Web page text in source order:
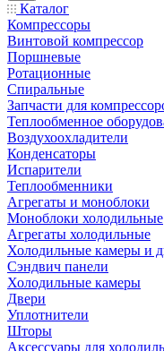
Каталог
Компрессоры
Винтовой компрессор
Поршневые
Ротационные
Спиральные
Запчасти для
Теплообменное
Воздухоохладители
Конденсаторы
Испарители
Теплообменники
Агрегаты и моноблоки
Моноблоки холодильные
Агрегаты холодильные
Холодильные камеры и
Сэндвич панели
Холодильные камеры
Двери
Уплотнители
Шторы
Аксессуары для